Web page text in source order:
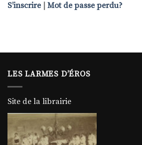
S’inscrire Mot de passe perdu?
LES LARMES D’ÉROS
Site de la librairie